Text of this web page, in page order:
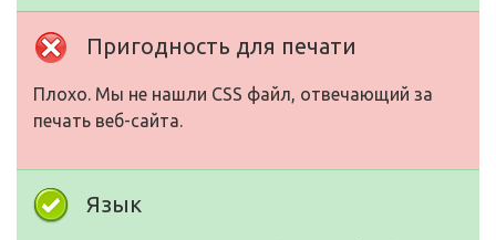
Пригодность для печати
Плохо. Мы не нашли CSS файл, отвечающий за
печать веб-сайта.
Язык